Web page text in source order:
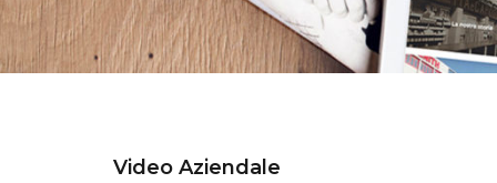
Video Aziendale